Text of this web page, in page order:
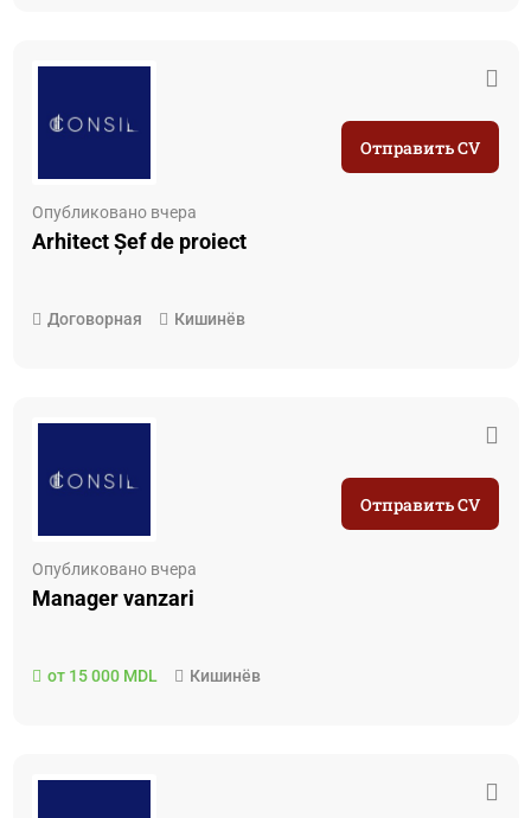
Опубликовано вчера
Arhitect Șef de proiect
Договорная Кишинёв
Отправить CV
Опубликовано вчера
Manager vanzari
от 15 000 MDL Кишинёв
Отправить CV